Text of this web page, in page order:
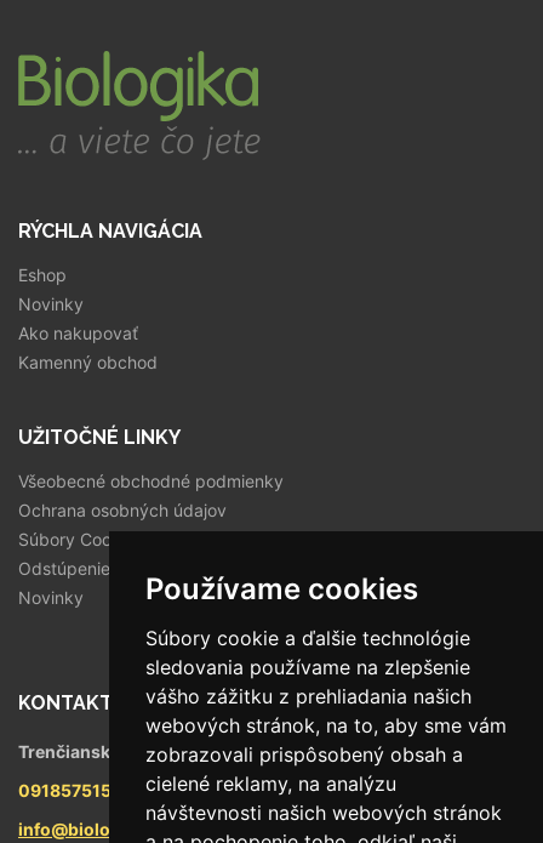
Používame cookies
Súbory cookie a ďalšie technológie
sledovania používame na zlepšenie
vášho zážitku z prehliadania našich
webových stránok, na to, aby sme vám
zobrazovali prispôsobený obsah a
cielené reklamy, na analýzu
návštevnosti našich webových stránok
RÝCHLA NAVIGÁCIA
Eshop
Novinky
Ako nakupovať
Kamenný obchod
UŽITOČNÉ LINKY
Všeobecné obchodné podmienky
Ochrana osobných údajov
Súbory Cookies
Odstúpenie od zmluvy
Novinky
KONTAKT
Trenčianska 56/F, 821 09 Bratislava
0918575158
info@biologika.sk